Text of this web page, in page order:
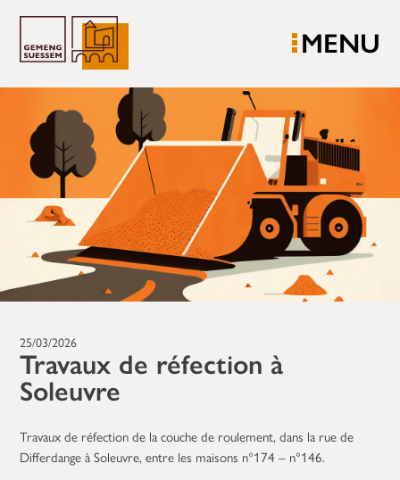
MENU
25/03/2026
Travaux de réfection à
Soleuvre
Travaux de réfection de la couche de roulement, dans la rue de
Differdange à Soleuvre, entre les maisons n°174 – n°146.